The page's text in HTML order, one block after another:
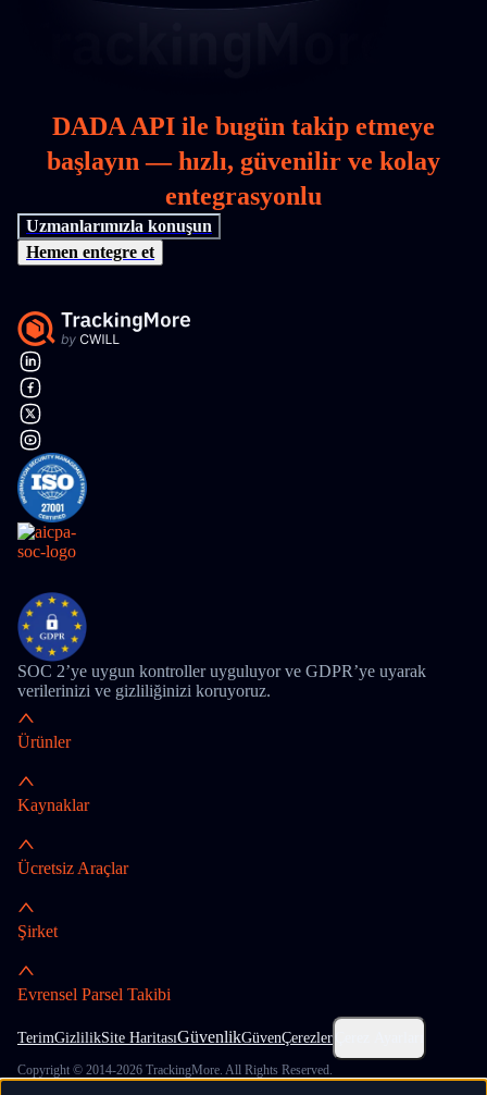
DADA API ile bugün takip etmeye
başlayın — hızlı, güvenilir ve kolay
entegrasyonlu
Uzmanlarımızla konuşun
Hemen entegre et
SOC 2’ye uygun kontroller uyguluyor ve GDPR’ye uyarak
verilerinizi ve gizliliğinizi koruyoruz.
Ürünler
Kaynaklar
Ücretsiz Araçlar
Şirket
Evrensel Parsel Takibi
TerimGizlilikSite HaritasıGüvenlikGüvenÇerezler
Copyright © 2014-2026 TrackingMore. All Rights Reserved.